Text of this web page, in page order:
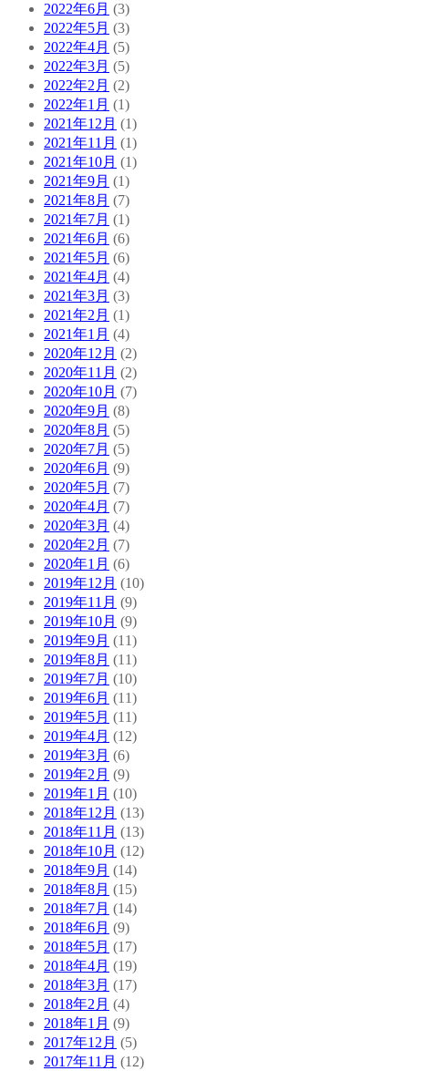
2022年6月 (3)
2022年5月 (3)
2022年4月 (5)
2022年3月 (5)
2022年2月 (2)
2022年1月 (1)
2021年12月 (1)
2021年11月 (1)
2021年10月 (1)
2021年9月 (1)
2021年8月 (7)
2021年7月 (1)
2021年6月 (6)
2021年5月 (6)
2021年4月 (4)
2021年3月 (3)
2021年2月 (1)
2021年1月 (4)
2020年12月 (2)
2020年11月 (2)
2020年10月 (7)
2020年9月 (8)
2020年8月 (5)
2020年7月 (5)
2020年6月 (9)
2020年5月 (7)
2020年4月 (7)
2020年3月 (4)
2020年2月 (7)
2020年1月 (6)
2019年12月 (10)
2019年11月 (9)
2019年10月 (9)
2019年9月 (11)
2019年8月 (11)
2019年7月 (10)
2019年6月 (11)
2019年5月 (11)
2019年4月 (12)
2019年3月 (6)
2019年2月 (9)
2019年1月 (10)
2018年12月 (13)
2018年11月 (13)
2018年10月 (12)
2018年9月 (14)
2018年8月 (15)
2018年7月 (14)
2018年6月 (9)
2018年5月 (17)
2018年4月 (19)
2018年3月 (17)
2018年2月 (4)
2018年1月 (9)
2017年12月 (5)
2017年11月 (12)